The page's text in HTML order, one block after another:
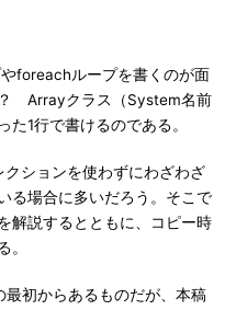
foreachループを書くのが面
Arrayクラス（System名前
1行で書けるのである。
ションを使わずにわざわざ
る場合に多いだろう。そこで
解説するとともに、コピー時
。
初からあるものだが、本稿